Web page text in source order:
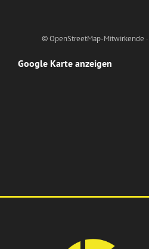
© OpenStreetMap-Mitwirkende ·
Google Karte anzeigen